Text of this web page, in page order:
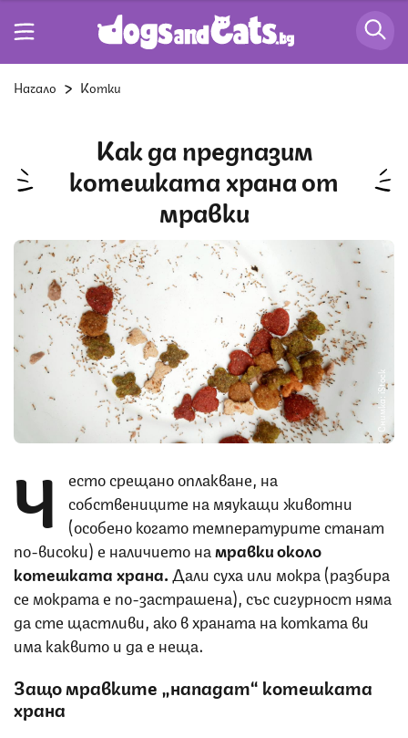
Начало Котки
Как да предпазим
котешката храна от
мравки
Снимка: iStock
Ч
есто срещано оплакване, на
собствениците на мяукащи животни
(особено когато температурите станат
по-високи) е наличието намравки около
котешката храна. Дали суха или мокра (разбира
се мократа е по-застрашена), със сигурност няма
да сте щастливи, ако в храната на котката ви
има каквито и да е неща.
Защо мравките „нападат“ котешката
храна